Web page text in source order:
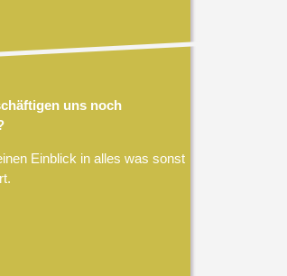
uns noch
Einblick in alles was sonst